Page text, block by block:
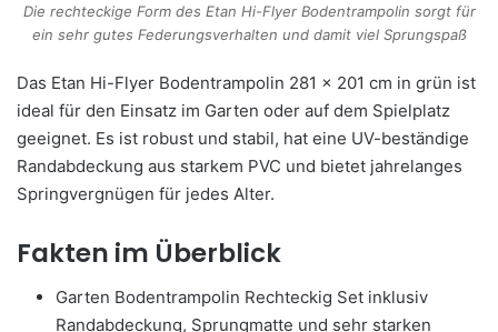
Die rechteckige Form des Etan Hi-Flyer Bodentrampolin sorgt für
ein sehr gutes Federungsverhalten und damit viel Sprungspaß
Das Etan Hi-Flyer Bodentrampolin 281 x 201 cm in grün ist
ideal für den Einsatz im Garten oder auf dem Spielplatz
geeignet. Es ist robust und stabil, hat eine UV-beständige
Randabdeckung aus starkem PVC und bietet jahrelanges
Springvergnügen für jedes Alter.
Fakten im Überblick
Garten Bodentrampolin Rechteckig Set inklusiv
Randabdeckung, Sprungmatte und sehr starken